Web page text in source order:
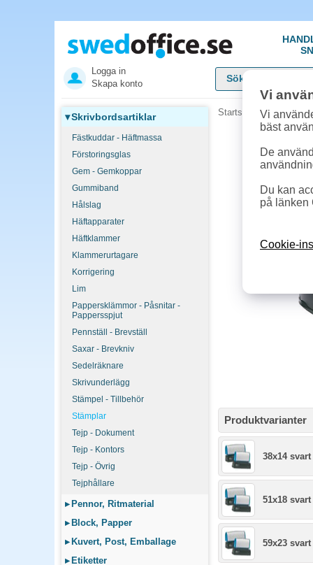
Logga in
Skapa konto
▾Skrivbordsartiklar
Fästkuddar - Häftmassa
Förstoringsglas
Gem - Gemkoppar
Gummiband
Hålslag
Häftapparater
Häftklammer
Klammerurtagare
Korrigering
Lim
Pappersklämmor - Påsnitar -
Pappersspjut
Pennställ - Brevställ
Saxar - Brevkniv
Sedelräknare
Skrivunderlägg
Stämpel - Tillbehör
Stämplar
Tejp - Dokument
Tejp - Kontors
Tejp - Övrig
Tejphållare
▸ Pennor, Ritmaterial
▸ Block, Papper
▸ Kuvert, Post, Emballage
▸ Etiketter
Startsida »
Produktvarianter
38x14 svart
51x18 svart
59x23 svart
Vi
Vi
bäst
De
Du kan
på länken
Cookie-